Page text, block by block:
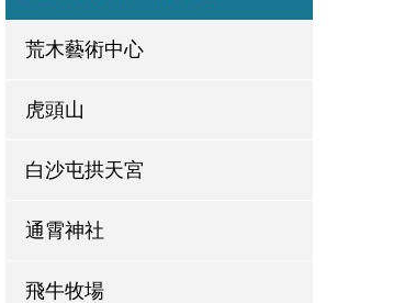
荒木藝術中心
虎頭山
白沙屯拱天宮
通霄神社
飛牛牧場